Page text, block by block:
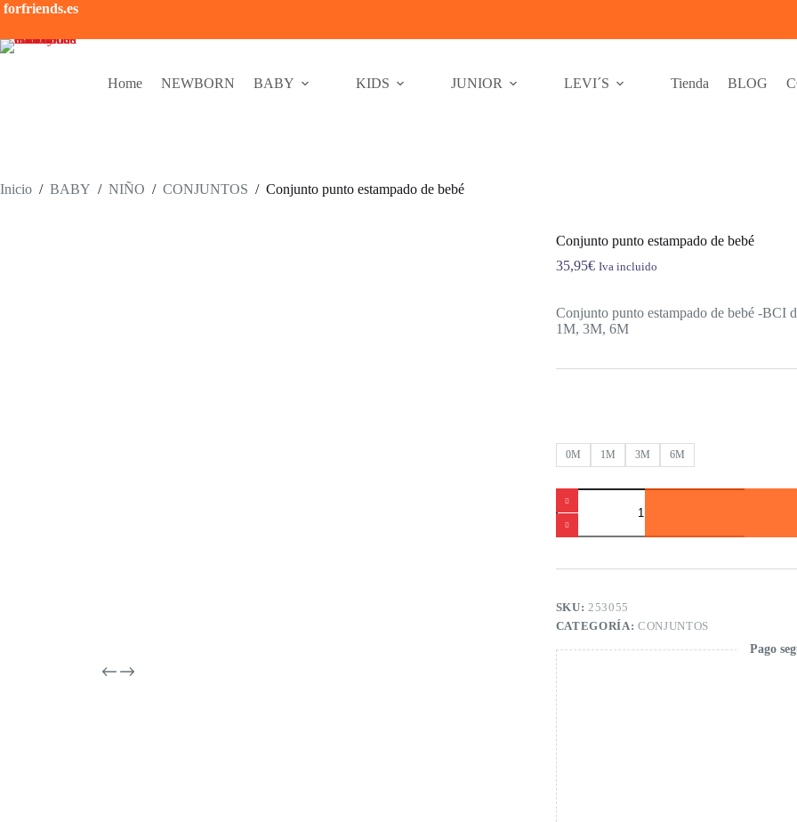
Saltar
contenido
forfriends.es
Home NEWBORN BABY KIDS JUNIOR LEVI´S Tienda BLOG
Inicio / BABY / NIÑO / CONJUNTOS / Conjunto punto estampado de bebé
Conjunto punto estampado de bebé
35,95€ Iva incluido
Conjunto punto estampado de bebé -BCI
1M, 3M, 6M
0M 1M 3M 6M
Conjunto
punto
estampado
de
cantidad
SKU:253055
CATEGORÍA: CONJUNTOS
Pago